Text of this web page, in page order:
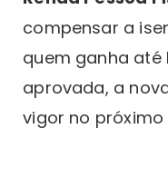
compensar a
quem ganha até
aprovada, a
vigor no próximo